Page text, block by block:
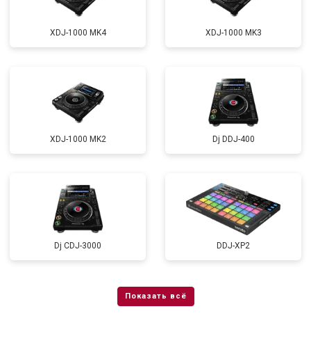
XDJ-1000 MK4 XDJ-1000 MK3
XDJ-1000 MK2 Dj DDJ-400
Dj CDJ-3000 DDJ-XP2